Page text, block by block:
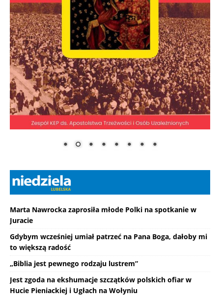
Marta Nawrocka zaprosiła młode Polki na spotkanie w
Juracie
Gdybym wcześniej umiał patrzeć na Pana Boga, dałoby mi
to większą radość
„Biblia jest pewnego rodzaju lustrem”
Jest zgoda na ekshumacje szczątków polskich ofiar w
Hucie Pieniackiej i Ugłach na Wołyniu